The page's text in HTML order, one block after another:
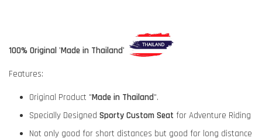
100% Original 'Made in Thailand'
Features:
Original Product "Made in Thailand".
Specially Designed Sporty Custom Seat for Adventure Riding
Not only good for short distances but good for long distance